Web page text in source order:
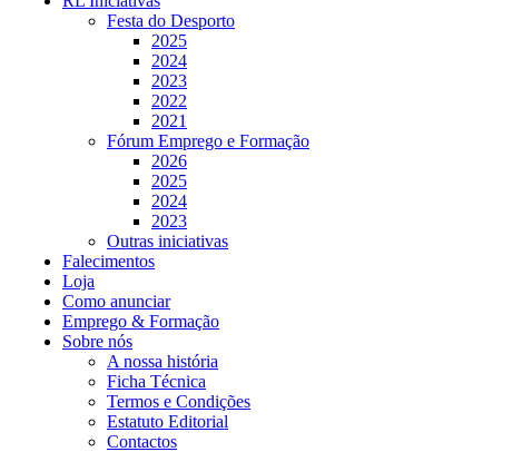
Festa do Desporto
2025
2024
2023
2022
2021
Fórum Emprego e Formação
2026
2025
2024
2023
Outras iniciativas
Falecimentos
Loja
Como anunciar
Emprego & Formação
Sobre nós
A nossa história
Ficha Técnica
Termos e Condições
Estatuto Editorial
Contactos